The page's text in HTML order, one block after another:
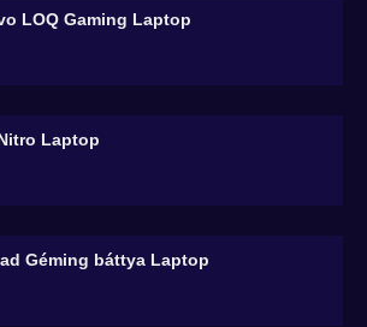
LOQ Gaming Laptop
Laptop
Géming báttya Laptop